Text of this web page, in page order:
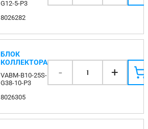
G12-5-P3
8026282
БЛОК
КОЛЛЕКТОРА
VABM-B10-25S-
G38-10-P3
8026305
- 1 +